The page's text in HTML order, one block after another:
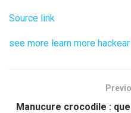
Source link
see more learn more
Manucure crocodile :